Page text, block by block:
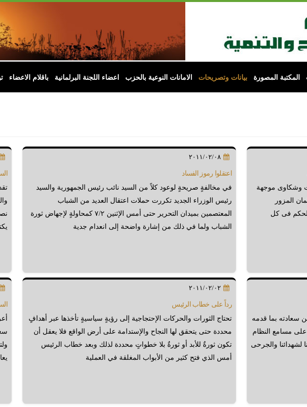
المكتبة المصورة بيانات وتصريحات الامانات النوعية بالحزب اعضاء اللجنة البرلمانية باقلام الاعضاء
وشكاوى موجهة
المزور
فى كل
٢٠١١/٠٢/٠٨
اعتقلوا رموز الفساد
في مخالفةٍ صريحةٍ لوعود كلاً من السيد نائب رئيس الجمهورية والسيد
رئيس الوزراء الجديد تكررت حملات اعتقال العديد من الشباب
المعتصمين بميدان التحرير حتى أمس الإثنين ٧/٢ كمحاولةٍ لإجهاض ثورة
الشباب ولما في ذلك من إشارة واضحة إلى انعدام جدية
بما قدمه
على مسامع النظام
والجرحى
٢٠١١/٠٢/٠٢
رداً على خطاب الرئيس
تحتاج الثورات والحركات الإحتجاجية إلى رؤيةٍ سياسيةٍ تأخذها عبر أهدافٍ
محددة حتى يتحقق لها النجاح والإستدامة على أرض الواقع فلا يعقل أن
تكون ثورةٌ للأبد أو ثورةٌ بلا خطواتٍ محددة لذلك وبعد خطاب الرئيس
أمس الذي فتح كثير من الأبواب المغلقة في العملية